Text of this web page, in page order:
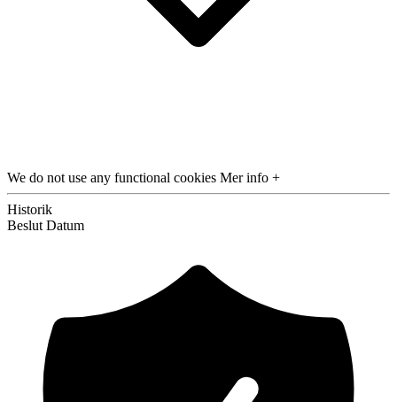
We do not use any functional cookies Mer info +
Historik
Beslut Datum